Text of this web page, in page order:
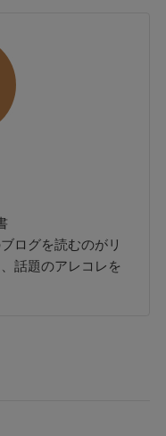
ログを読むのがリ
話題のアレコレを